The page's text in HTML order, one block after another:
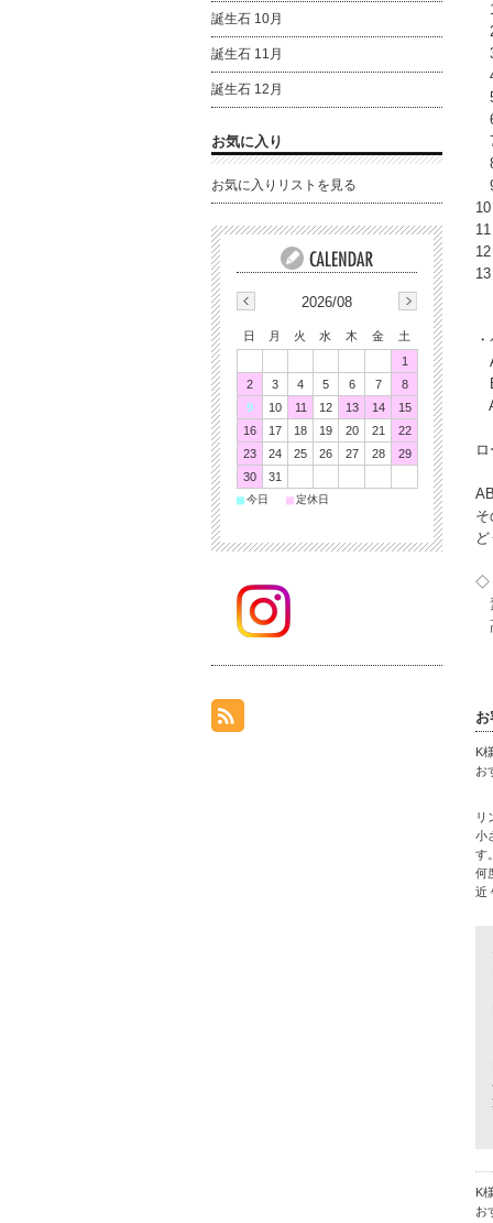
◇
K
お
リ
小
す。
何
近
K
お
誕生石 10月
誕生石 11月
誕生石 12月
お気に入り
お気に入りリストを見る
2026/08
日 月 火 水 木 金
土
1
2
3 4 5 6 7
8
9
10 11 12 13 14
15
16
17 18 19 20 21
22
23
24 25 26 27 28
29
30
31
■今日 ■定休日